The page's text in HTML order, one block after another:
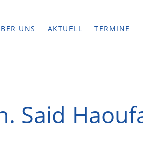
UNS AKTUELL TERMINE
Said